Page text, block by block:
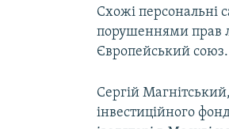
Схожі персональні
порушеннями прав
Європейський союз.
Сергій
інвестиційного